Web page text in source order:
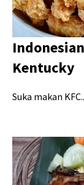
Kentucky
Suka makan